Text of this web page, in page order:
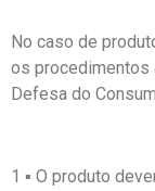
No caso de
os procedimentos
Defesa do
1 ▪ O produto